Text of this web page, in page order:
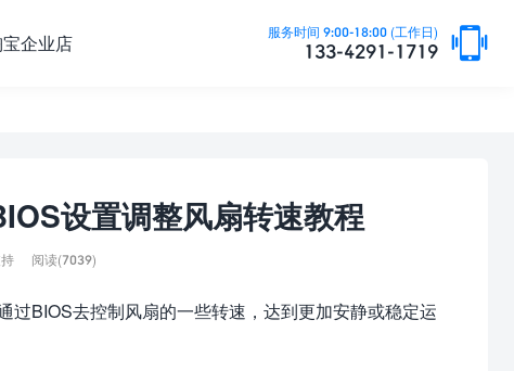
服务时间 9:00-18:00 (工作日)
133-4291-1719 
企业店
设置调整风扇转速教程
阅读(7039)
BIOS去控制风扇的一些转速，达到更加安静或稳定运